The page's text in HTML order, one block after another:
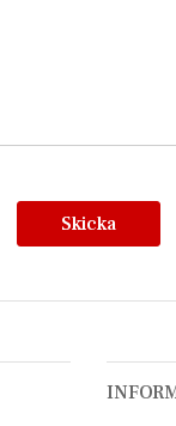
Skicka